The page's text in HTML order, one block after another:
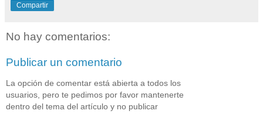
Compartir
No hay comentarios:
Publicar un comentario
La opción de comentar está abierta a todos los
usuarios, pero te pedimos por favor mantenerte
dentro del tema del artículo y no publicar